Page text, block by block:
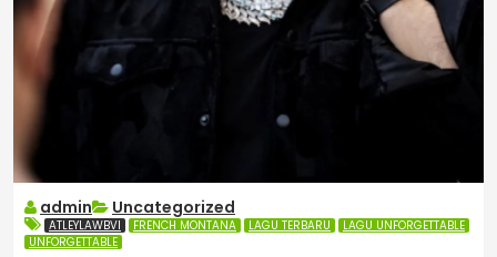
admin Uncategorized
ATLEYLAWBVI FRENCH MONTANA LAGU TERBARU
LAGU UNFORGETTABLE
UNFORGETTABLE